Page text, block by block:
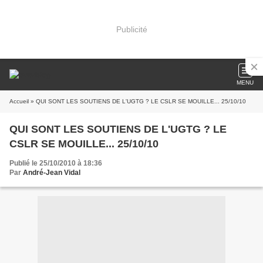
Publicité
MENU
Accueil » QUI SONT LES SOUTIENS DE L'UGTG ? LE CSLR SE MOUILLE... 25/10/10
QUI SONT LES SOUTIENS DE L'UGTG ? LE
CSLR SE MOUILLE... 25/10/10
Publié le 25/10/2010 à 18:36
Par André-Jean Vidal